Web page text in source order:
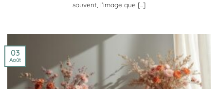
souvent, l’image que [...]
03
Août